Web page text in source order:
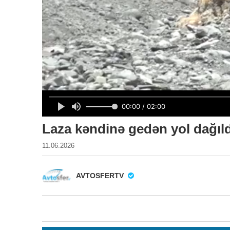
Laza kəndinə gedən yol
11.06.2026
AVTOSFERTV